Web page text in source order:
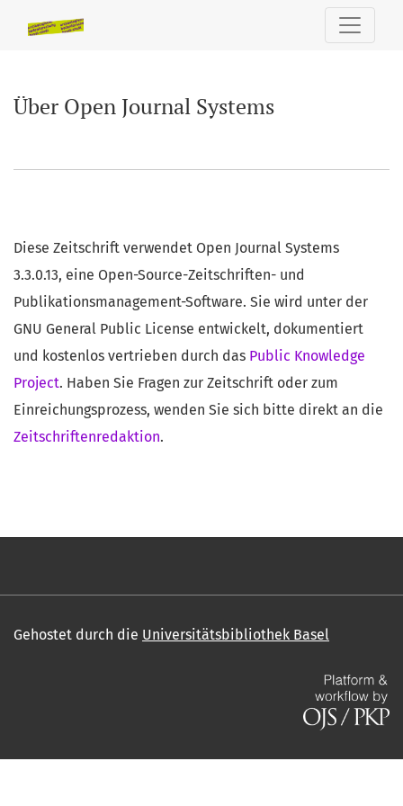
Über Open Journal Systems
Diese Zeitschrift verwendet Open Journal Systems
3.3.0.13, eine Open-Source-Zeitschriften- und
Publikationsmanagement-Software. Sie wird unter der
GNU General Public License entwickelt, dokumentiert
und kostenlos vertrieben durch das Public Knowledge
Project. Haben Sie Fragen zur Zeitschrift oder zum
Einreichungsprozess, wenden Sie sich bitte direkt an die
Zeitschriftenredaktion.
Gehostet durch die Universitätsbibliothek Basel